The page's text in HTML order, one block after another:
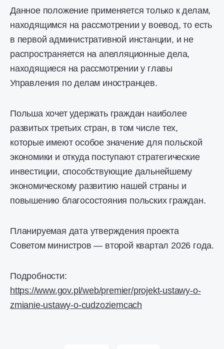
Данное положение применяется только к делам,
находящимся на рассмотрении у воевод, то есть
в первой административной инстанции, и не
распространяется на апелляционные дела,
находящиеся на рассмотрении у главы
Управления по делам иностранцев.
Польша хочет удержать граждан наиболее
развитых третьих стран, в том числе тех,
которые имеют особое значение для польской
экономики и откуда поступают стратегические
инвестиции, способствующие дальнейшему
экономическому развитию нашей страны и
повышению благосостояния польских граждан.
Планируемая дата утверждения проекта
Советом министров — второй квартал 2026 года.
Подробности:
https://www.gov.pl/web/premier/projekt-ustawy-o-
zmianie-ustawy-o-cudzoziemcach